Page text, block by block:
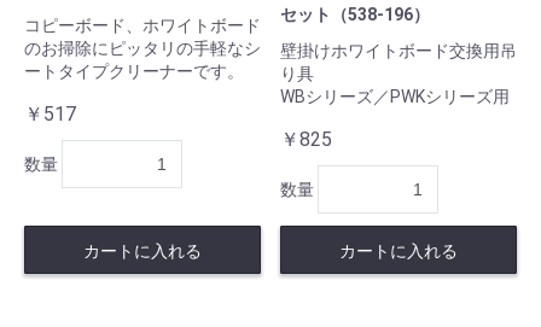
コピーボード、ホワイトボード
のお掃除にピッタリの手軽なシ
ートタイプクリーナーです。
￥517
数量
カートに入れる
セット（538-196）
壁掛けホワイトボード交換用吊
り具
WBシリーズ／PWKシリーズ用
￥825
数量
カートに入れる